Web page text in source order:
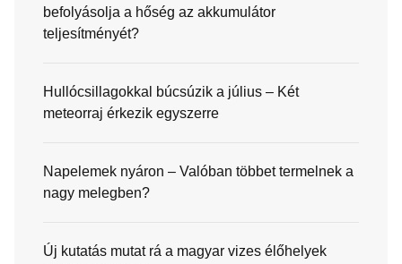
befolyásolja a hőség az akkumulátor
teljesítményét?
Hullócsillagokkal búcsúzik a július – Két
meteorraj érkezik egyszerre
Napelemek nyáron – Valóban többet termelnek a
nagy melegben?
Új kutatás mutat rá a magyar vizes élőhelyek